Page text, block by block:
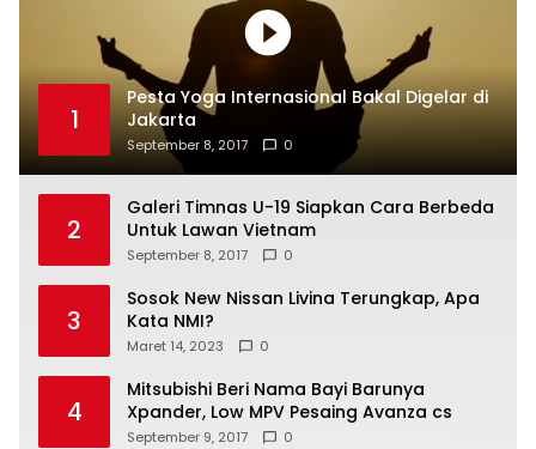
1
Pesta Yoga Internasional Bakal Digelar di
Jakarta
September 8, 2017 0
2
Galeri Timnas U-19 Siapkan Cara Berbeda
Untuk Lawan Vietnam
September 8, 2017 0
3
Sosok New Nissan Livina Terungkap, Apa
Kata NMI?
Maret 14, 2023 0
4
Mitsubishi Beri Nama Bayi Barunya
Xpander, Low MPV Pesaing Avanza cs
September 9, 2017 0